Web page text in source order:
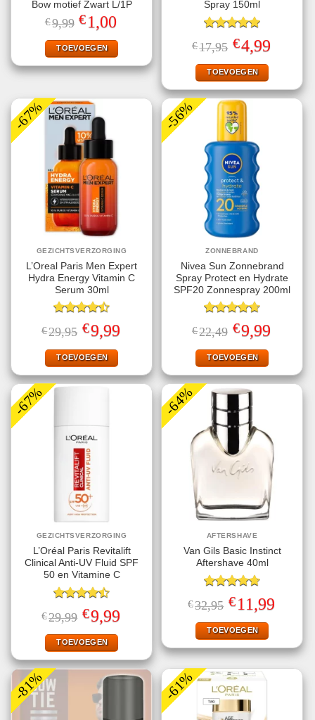
Bow motief Zwart L/1P
€9,99 Oorspronkelijke
prijs
was:
€9,99.
€1,00
is:
€1,00.
TOEVOEGEN
Spray 150ml
Gewaardeerd
5.00uit 5
€17,95 Oorspronkelijke
prijs
was:
€17,95.
€4,99Huidige
prijs
TOEVOEGEN
-67%
GEZICHTSVERZORGING
L’Oreal Paris Men Expert
Hydra Energy Vitamin C
Serum 30ml
Gewaardeerd
4.50uit 5
€29,95 Oorspronkelijke
prijs
was:
€29,95.
€9,99Huidige
prijs
TOEVOEGEN
-56%
ZONNEBRAND
Nivea Sun Zonnebrand
Spray Protect en Hydrate
SPF20 Zonnespray 200ml
Gewaardeerd
4.67uit 5
€22,49 Oorspronkelijke
prijs
was:
€22,49.
€9,99Huidige
prijs
TOEVOEGEN
-67%
GEZICHTSVERZORGING
L’Oréal Paris Revitalift
Clinical Anti-UV Fluid SPF
50 en Vitamine C
Gewaardeerd
4.50uit 5
€29,99 Oorspronkelijke
prijs
was:
€29,99.
€9,99Huidige
prijs
TOEVOEGEN
-64%
AFTERSHAVE
Van Gils Basic Instinct
Aftershave 40ml
Gewaardeerd
4.71uit 5
€32,95 Oorspronkelijke
prijs
was:
€32,95.
€11,99Huidige
prijs
TOEVOEGEN
-81% -61%